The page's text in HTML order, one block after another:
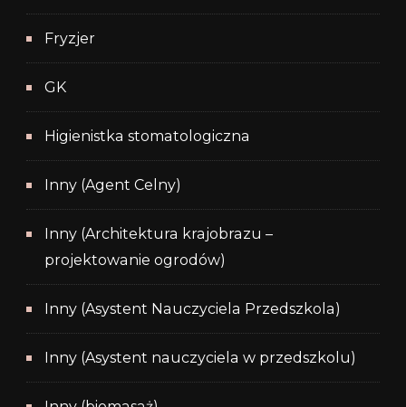
Fryzjer
GK
Higienistka stomatologiczna
Inny (Agent Celny)
Inny (Architektura krajobrazu –
projektowanie ogrodów)
Inny (Asystent Nauczyciela Przedszkola)
Inny (Asystent nauczyciela w przedszkolu)